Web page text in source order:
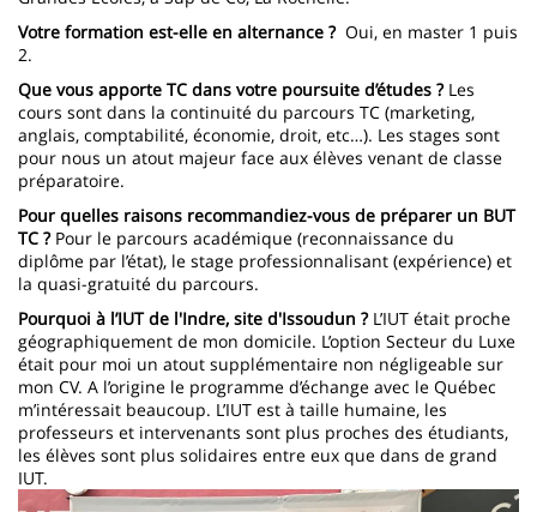
Votre formation est-elle en alternance ? Oui, en master 1 puis
2.
Que vous apporte TC dans votre poursuite d’études ? Les
cours sont dans la continuité du parcours TC (marketing,
anglais, comptabilité, économie, droit, etc…). Les stages sont
pour nous un atout majeur face aux élèves venant de classe
préparatoire.
Pour quelles raisons recommandiez-vous de préparer un BUT
TC ? Pour le parcours académique (reconnaissance du
diplôme par l’état), le stage professionnalisant (expérience) et
la quasi-gratuité du parcours.
Pourquoi à l’IUT de l'Indre, site d'Issoudun ? L’IUT était proche
géographiquement de mon domicile. L’option Secteur du Luxe
était pour moi un atout supplémentaire non négligeable sur
mon CV. A l’origine le programme d’échange avec le Québec
m’intéressait beaucoup. L’IUT est à taille humaine, les
professeurs et intervenants sont plus proches des étudiants,
les élèves sont plus solidaires entre eux que dans de grand
IUT.
Image